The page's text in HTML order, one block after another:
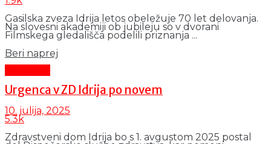
Gasilska zveza Idrija letos obeležuje 70 let delovanja.
Na slovesni akademiji ob jubileju so v dvorani
Filmskega gledališča podelili priznanja ...
Beri naprej
Urgenca v ZD Idrija po novem
10. julija, 2025
5.3k
Zdravstveni dom Idrija bo s 1. avgustom 2025 postal